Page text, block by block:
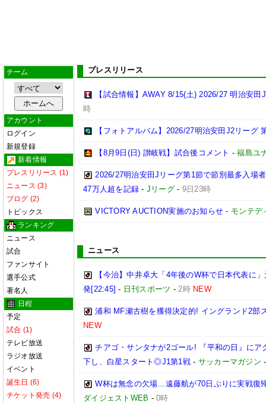
チーム
アカウント
ログイン
新規登録
新着情報
プレスリリース (1)
ニュース (3)
ブログ (2)
トピックス
ランキング
ニュース
試合
ファンサイト
選手公式
著名人
日程
予定
試合 (1)
テレビ放送
ラジオ放送
イベント
誕生日 (6)
チケット発売 (4)
プレスリリース
【試合情報】AWAY 8/15(土) 2026/27 明治安
時
【フォトアルバム】2026/27明治安田J2リーグ
【8月9日(日) 讃岐戦】試合後コメント -福島ユ
2026/27明治安田Jリーグ第1節で節別最多入場
47万人超を記録 - Jリーグ - 9日23時
VICTORY AUCTION実施のお知らせ - モンテデ
ニュース
【今治】中井卓大「4年後のW杯で日本代表に
発[22:45] - 日刊スポーツ -2時 NEW
浦和 MF瀬古樹を獲得決定的! イングランド2部
NEW
チアゴ・サンタナが2ゴール! 『平和の日』に
下し、白星スタート◎J1第1戦 - サッカーマガジン
W杯は無念の欠場…遠藤航が70日ぶりに実戦復
ダイジェストWEB -0時